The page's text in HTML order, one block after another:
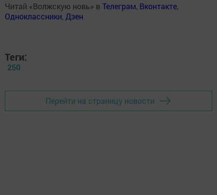
Читай «Волжскую новь» в Телеграм, Вконтакте,
Одноклассники, Дзен
Теги:
250
Перейти на страницу новости